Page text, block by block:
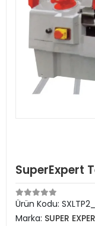
SuperExpert
Ürün Kodu: SXLTP2_
Marka: SUPER